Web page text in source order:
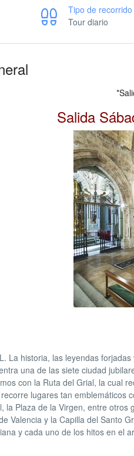
Tipo de recorrido
Tour diario
garantizada
Salida
La historia, las leyendas
una de las siete ciudad
con la Ruta del Grial, la cual
lugares tan emblemáticos
la Plaza de la Virgen, entre
Valencia y la Capilla del Santo
y cada uno de los hitos en el